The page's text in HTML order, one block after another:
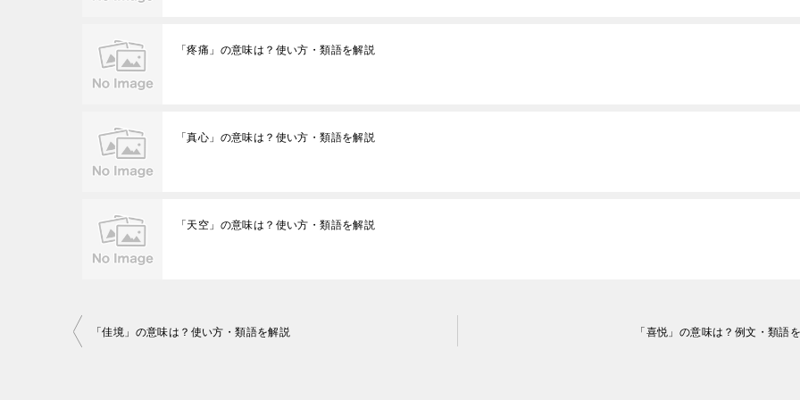
「疼痛」の意味は？使い方・類語を解説
「真心」の意味は？使い方・類語を解説
「天空」の意味は？使い方・類語を解説
投
「佳境」の意味は？使い方・類語を解説 「喜悦」の意味は？例文・類語